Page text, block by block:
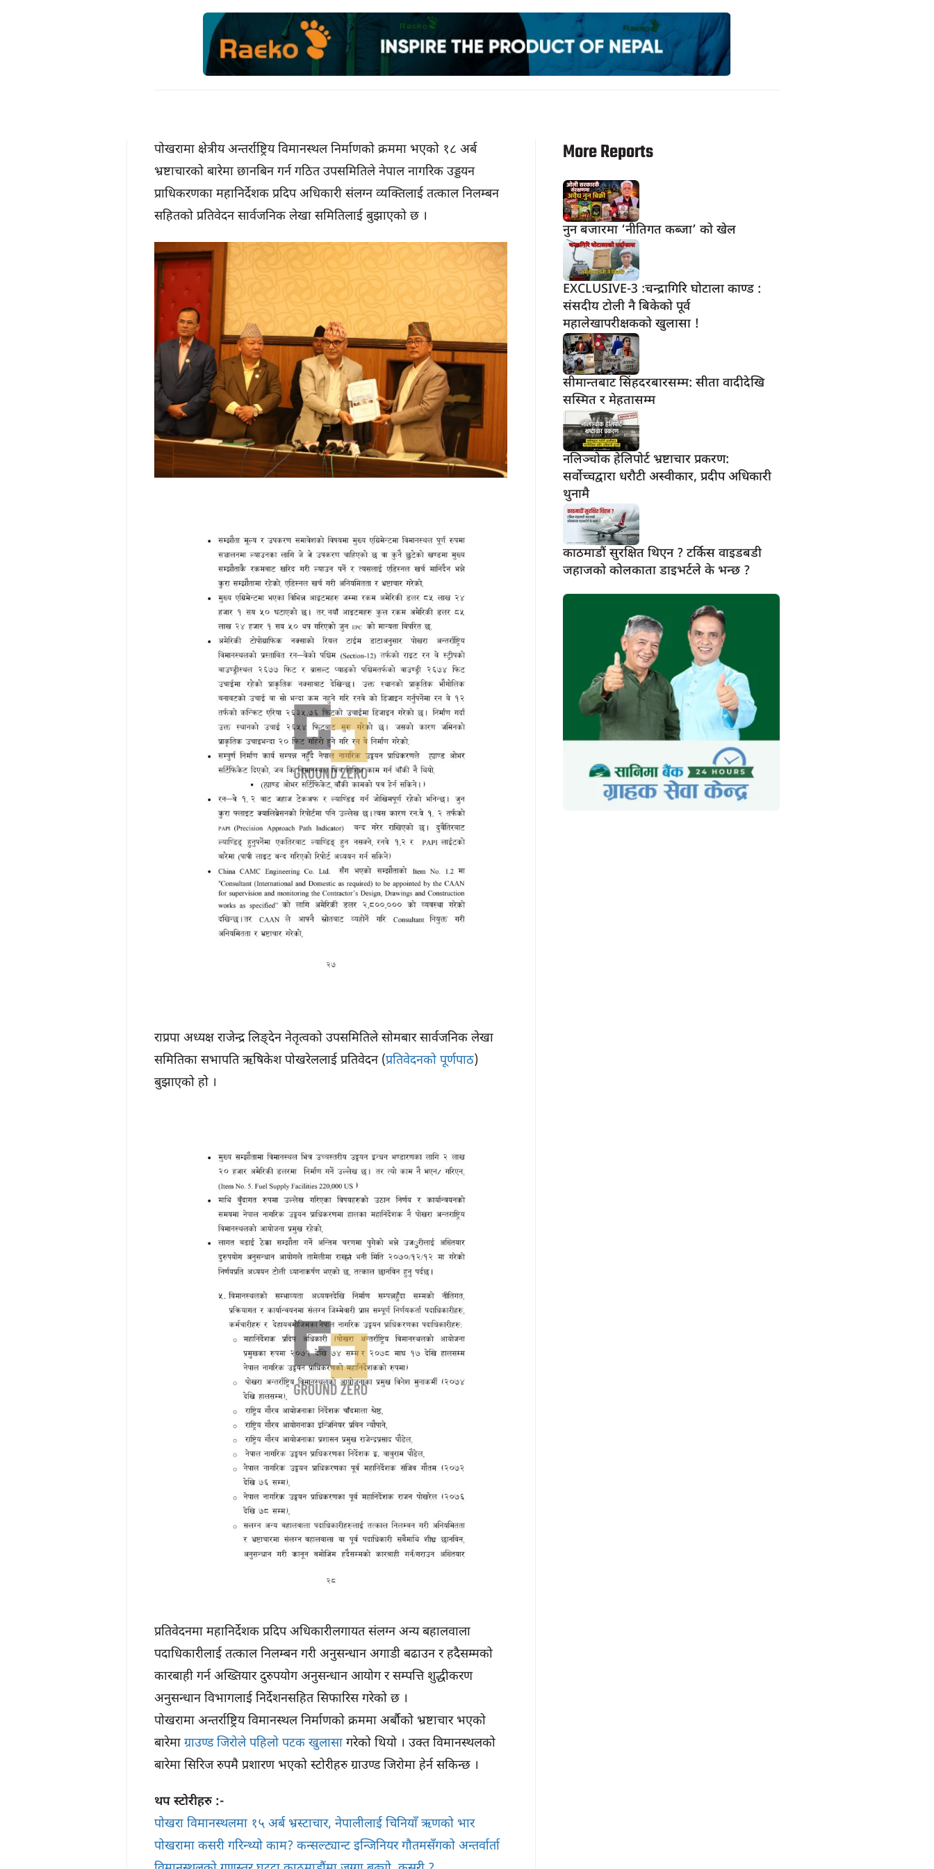
पोखरामा क्षेत्रीय अन्तर्राष्ट्रिय विमानस्थल निर्माणको क्रममा भएको १८ अर्ब
भ्रष्टाचारको बारेमा छानबिन गर्न गठित उपसमितिले नेपाल नागरिक उड्डयन
प्राधिकरणका महानिर्देशक प्रदिप अधिकारी संलग्न व्यक्तिलाई तत्काल निलम्बन
सहितको प्रतिवेदन सार्वजनिक लेखा समितिलाई बुझाएको छ ।
राप्रपा अध्यक्ष राजेन्द्र लिङ्देन नेतृत्वको उपसमितिले सोमबार सार्वजनिक लेखा
समितिका सभापति ऋषिकेश पोखरेललाई प्रतिवेदन (प्रतिवेदनको पूर्णपाठ)
बुझाएको हो ।
प्रतिवेदनमा महानिर्देशक प्रदिप अधिकारीलगायत संलग्न अन्य बहालवाला
पदाधिकारीलाई तत्काल निलम्बन गरी अनुसन्धान अगाडी बढाउन र हदैसम्मको
कारबाही गर्न अख्तियार दुरुपयोग अनुसन्धान आयोग र सम्पत्ति शुद्धीकरण
अनुसन्धान विभागलाई निर्देशनसहित सिफारिस गरेको छ ।
पोखरामा अन्तर्राष्ट्रिय विमानस्थल निर्माणको क्रममा अर्बौको भ्रष्टाचार भएको
बारेमा ग्राउण्ड जिरोले पहिलो पटक खुलासा गरेको थियो । उक्त विमानस्थलको
बारेमा सिरिज रुपमै प्रशारण भएको स्टोरीहरु ग्राउण्ड जिरोमा हेर्न सकिन्छ ।
थप स्टोरीहरु :-
पोखरा विमानस्थलमा १५ अर्ब भ्रस्टाचार, नेपालीलाई चिनियाँ ऋणको भार
पोखरामा कसरी गरिन्थ्यो काम? कन्सल्ट्यान्ट इन्जिनियर गौतमसँगको अन्तर्वार्ता
More Reports
नुन बजारमा ‘नीतिगत कब्जा’ को खेल
EXCLUSIVE-3 :चन्द्रागिरि घोटाला काण्ड :
संसदीय टोली नै बिकेको पूर्व
महालेखापरीक्षकको खुलासा !
सीमान्तबाट सिंहदरबारसम्म: सीता वादीदेखि
सस्मित र मेहतासम्म
नलिञ्चोक हेलिपोर्ट भ्रष्टाचार प्रकरण:
सर्वोच्चद्वारा धरौटी अस्वीकार, प्रदीप अधिकारी
थुनामै
काठमाडौं सुरक्षित थिएन ? टर्किस वाइडबडी
जहाजको कोलकाता डाइभर्टले के भन्छ ?